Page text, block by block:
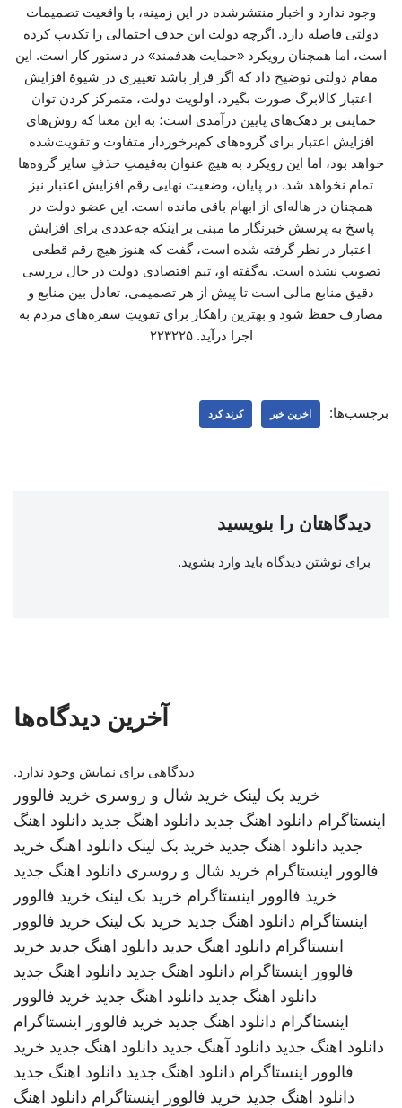
وجود ندارد و اخبار منتشرشده در این زمینه، با واقعیت تصمیمات
دولتی فاصله دارد. اگرچه دولت این حذف احتمالی را تکذیب کرده
است، اما همچنان رویکرد «حمایت هدفمند» در دستور کار است. این
مقام دولتی توضیح داد که اگر قرار باشد تغییری در شیوهٔ افزایش
اعتبار کالابرگ صورت بگیرد، اولویت دولت، متمرکز کردن توان
حمایتی بر دهک‌های پایین درآمدی است؛ به این معنا که روش‌های
افزایش اعتبار برای گروه‌های کم‌برخوردار متفاوت و تقویت‌شده
خواهد بود، اما این رویکرد به هیچ عنوان به‌قیمتِ حذفِ سایر گروه‌ها
تمام نخواهد شد. در پایان، وضعیت نهایی رقم افزایش اعتبار نیز
همچنان در هاله‌ای از ابهام باقی مانده است. این عضو دولت در
پاسخ به پرسش خبرنگار ما مبنی بر اینکه چه‌عددی برای افزایش
اعتبار در نظر گرفته شده است، گفت که هنوز هیچ رقم قطعی
تصویب نشده است. به‌گفته او، تیم اقتصادی دولت در حال بررسی
دقیق منابع مالی است تا پیش از هر تصمیمی، تعادل بین منابع و
مصارف حفظ شود و بهترین راهکار برای تقویتِ سفره‌های مردم به
اجرا درآید. ۲۲۳۲۲۵
برچسب‌ها: اخرین خبر کرند کرد
دیدگاهتان را بنویسید
برای نوشتن دیدگاه باید وارد بشوید.
آخرین دیدگاه‌ها
دیدگاهی برای نمایش وجود ندارد.
خرید بک لینک خرید شال و روسری خرید فالوور
اینستاگرام دانلود اهنگ جدید دانلود اهنگ جدید دانلود اهنگ
جدید دانلود اهنگ جدید خرید بک لینک دانلود اهنگ خرید
فالوور اینستاگرام خرید شال و روسری دانلود اهنگ جدید
خرید فالوور اینستاگرام خرید بک لینک خرید فالوور
اینستاگرام دانلود اهنگ جدید خرید بک لینک خرید فالوور
اینستاگرام دانلود اهنگ جدید دانلود اهنگ جدید خرید
فالوور اینستاگرام دانلود اهنگ جدید دانلود اهنگ جدید
دانلود اهنگ جدید دانلود اهنگ جدید خرید فالوور
اینستاگرام دانلود اهنگ جدید خرید فالوور اینستاگرام
دانلود اهنگ جدید دانلود آهنگ جدید دانلود اهنگ جدید خرید
فالوور اینستاگرام دانلود اهنگ جدید دانلود اهنگ جدید
دانلود اهنگ جدید خرید فالوور اینستاگرام دانلود اهنگ